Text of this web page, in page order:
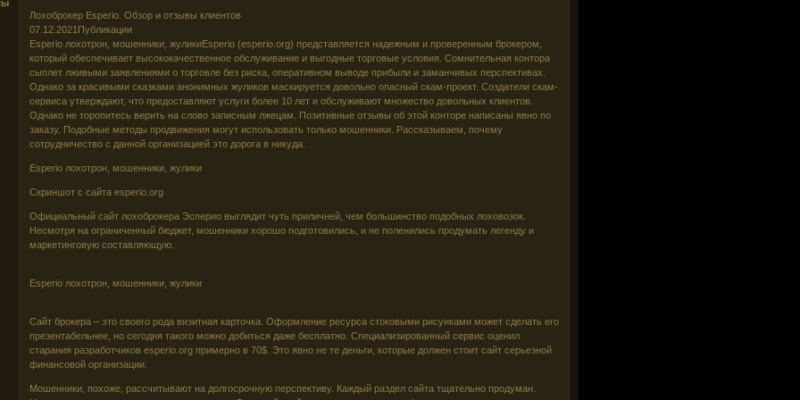
Лохоброкер Esperio. Обзор и отзывы клиентов
07.12.2021Публикации
Esperio лохотрон, мошенники, жуликиEsperio (esperio.org) представляется надежным и проверенным брокером,
который обеспечивает высококачественное обслуживание и выгодные торговые условия. Сомнительная контора
сыплет лживыми заявлениями о торговле без риска, оперативном выводе прибыли и заманчивых перспективах.
Однако за красивыми сказками анонимных жуликов маскируется довольно опасный скам-проект. Создатели скам-
сервиса утверждают, что предоставляют услуги более 10 лет и обслуживают множество довольных клиентов.
Однако не торопитесь верить на слово записным лжецам. Позитивные отзывы об этой конторе написаны явно по
заказу. Подобные методы продвижения могут использовать только мошенники. Рассказываем, почему
сотрудничество с данной организацией это дорога в никуда.
Esperio лохотрон, мошенники, жулики
Скриншот с сайта esperio.org
Официальный сайт лохоброкера Эсперио выглядит чуть приличней, чем большинство подобных лоховозок.
Несмотря на ограниченный бюджет, мошенники хорошо подготовились, и не поленились продумать легенду и
маркетинговую составляющую.
Esperio лохотрон, мошенники, жулики
Сайт брокера – это своего рода визитная карточка. Оформление ресурса стоковыми рисунками может сделать его
презентабельнее, но сегодня такого можно добиться даже бесплатно. Специализированный сервис оценил
старания разработчиков esperio.org примерно в 70$. Это явно не те деньги, которые должен стоит сайт серьезной
финансовой организации.
Мошенники, похоже, рассчитывают на долгосрочную перспективу. Каждый раздел сайта тщательно продуман.